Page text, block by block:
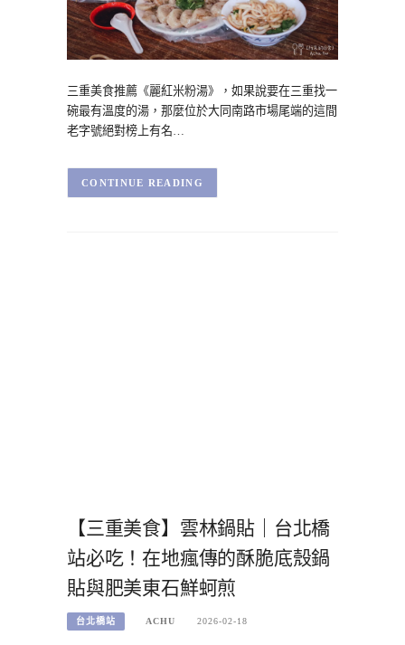
三重美食推薦《麗紅米粉湯》，如果說要在三重找一
碗最有溫度的湯，那麼位於大同南路市場尾端的這間
老字號絕對榜上有名…
CONTINUE READING
【三重美食】雲林鍋貼｜台北橋
站必吃！在地瘋傳的酥脆底殼鍋
貼與肥美東石鮮蚵煎
台北橋站 ACHU 2026-02-18